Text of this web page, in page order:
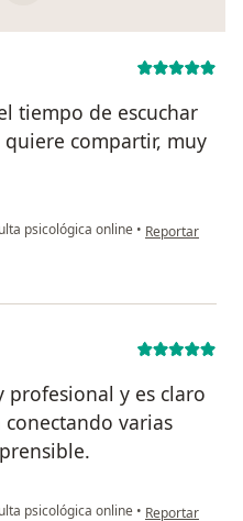
tiempo de escuchar
compartir, muy
psicológica online • en opinión del
Reportar
y es claro
varias
psicológica online • en opinión del
Reportar